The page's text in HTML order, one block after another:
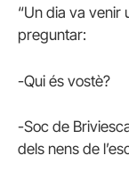
“Un dia va venir
preguntar:
-Qui és vostè?
-Soc de
dels nens de